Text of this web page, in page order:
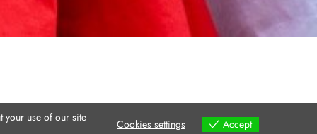
your use of our site Cookies settings Accept